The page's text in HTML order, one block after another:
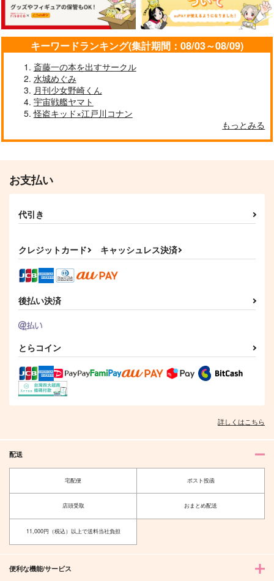
キーワードランキング(集計期間：08/03～08/09)
斎藤一の本を出すサークル
水城めぐみ
月刊少女野崎くん
宇宙戦艦ヤマト
怪盗キッド×江戸川コナン
もっとみる
お支払い
代引き
クレジットカード キャッシュレス決済
後払い決済
とらコイン
詳しくはこちら
配送
宅配便 ポスト投函
店頭受取 おまとめ配送
11,000円（税込）以上で送料当社負担
便利な機能/サービス